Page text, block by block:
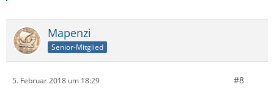
Mapenzi
Senior-Mitglied
5. Februar 2018 um 18:29 #8